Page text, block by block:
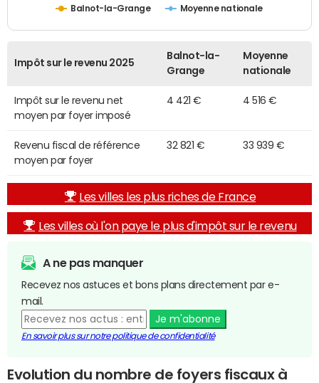
Balnot-la-Grange Moyenne nationale
Impôt sur le revenu 2025
Balnot-la-
Grange
Moyenne
nationale
Impôt sur le revenu net
moyen par foyer imposé
4 421 € 4 516 €
Revenu fiscal de référence
moyen par foyer
32 821 € 33 939 €
Les villes les plus riches de France
Les villes où l'on paye le plus d'impôt sur le revenu
A ne pas manquer
Recevez nos astuces et bons plans directement par e-
mail.
Je m'abonne
En savoir plus sur notre politique de confidentialité
Evolution du nombre de foyers fiscaux à